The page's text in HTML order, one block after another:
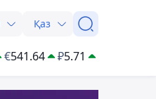
Қаз
€541.64 ₽5.71